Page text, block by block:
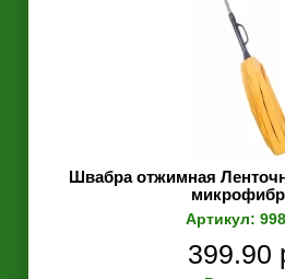
Швабра отжимная
Артикул:
399.90